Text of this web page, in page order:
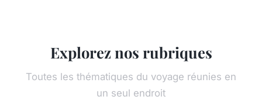
Explorez nos rubriques
Toutes les thématiques du voyage réunies en
un seul endroit